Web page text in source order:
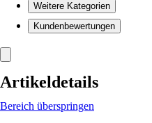
Weitere Kategorien
Kundenbewertungen
Artikeldetails
Bereich überspringen